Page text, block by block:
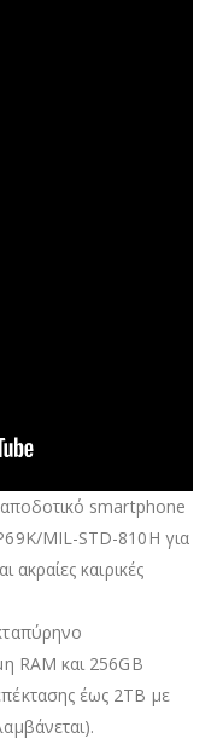
αποδοτικό smartphone
MIL-STD-810H για
καιρικές
RAM και 256GB
έως 2TB με